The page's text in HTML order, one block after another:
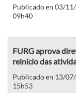
Publicado en 03/
09h40
FURG aprova
reinício das
Publicado en 13/
15h53